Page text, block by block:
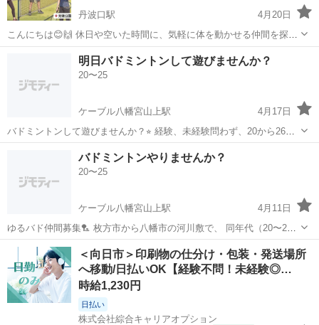
丹波口駅
4月20日
こんにちは😊🙌 休日や空いた時間に、気軽に体を動かせる仲間を探し
てます！ バドミントンをゆるくやりつつ、 楽しく会話できるような落
ち着いた雰囲気でやれたら嬉しいです✨ 📍光徳公園 👥少人数でのんび
り（2〜4人） こん...
京都市 丹波口駅 バドミントン 少人数
明日バドミントンして遊びませんか？
20〜25
ケーブル八幡宮山上駅
4月17日
バドミントンして遊びませんか？⭐︎ 経験、未経験問わず、20から26歳
くらいの男女の方 興味があればよろしくお願いします 人数が集まれば
体育館を借りてやりたいなぁと思ってます♩ 参加費無料 11時から12
時半頃まで 枚方市...
ケーブル八幡宮山上駅
バドミントンやりませんか？
20〜25
ケーブル八幡宮山上駅
4月11日
ゆるバド仲間募集🏸 枚方市から八幡市の河川敷で、 同年代（20〜26
歳くらい）でバドミントンしながら ゆるく交流できるメンバー募集中
す☺️ 気軽に参加...
京都 八幡市 ケーブル八幡宮山上駅 バドミントン
バド
＜向日市＞印刷物の仕分け・包装・発送場所
へ移動/日払いOK【経験不問！未経験◎…
時給1,230円
日払い
株式会社綜合キャリアオプション